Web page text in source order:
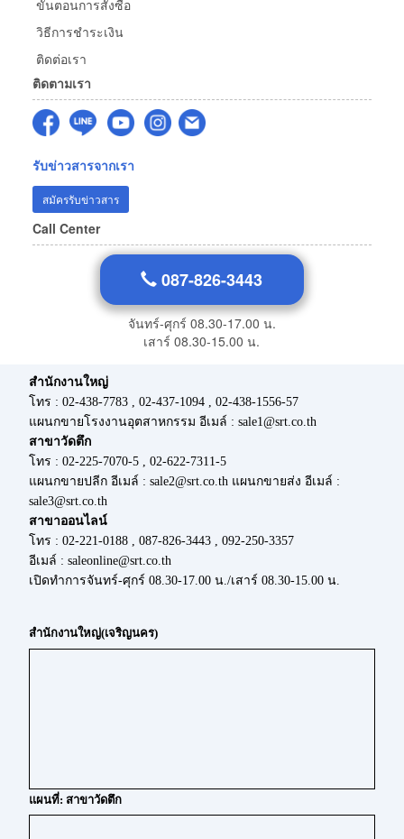
ขั้นตอนการสั่งซื้อ
วิธีการชำระเงิน
ติดต่อเรา
ติดตามเรา
รับข่าวสารจากเรา
สมัครรับข่าวสาร
Call Center
087-826-3443
จันทร์-ศุกร์ 08.30-17.00 น.
เสาร์ 08.30-15.00 น.
สำนักงานใหญ่
โทร : 02-438-7783 , 02-437-1094 , 02-438-1556-57
แผนกขายโรงงานอุตสาหกรรม อีเมล์ : sale1@srt.co.th
สาขาวัดตึก
โทร : 02-225-7070-5 , 02-622-7311-5
แผนกขายปลีก อีเมล์ : sale2@srt.co.th แผนกขายส่ง อีเมล์ :
sale3@srt.co.th
สาขาออนไลน์
โทร : 02-221-0188 , 087-826-3443 , 092-250-3357
อีเมล์ : saleonline@srt.co.th
เปิดทำการจันทร์-ศุกร์ 08.30-17.00 น./เสาร์ 08.30-15.00 น.
สำนักงานใหญ่(เจริญนคร)
แผนที่: สาขาวัดตึก